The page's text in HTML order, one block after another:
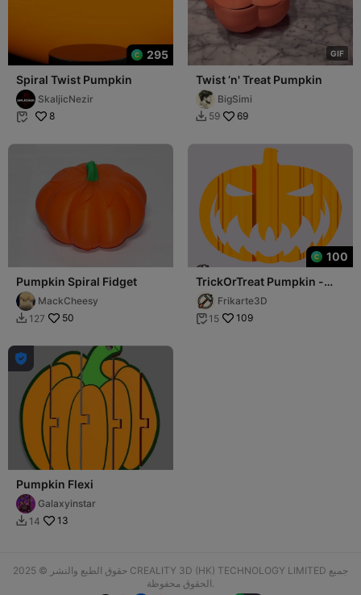
295
Spiral Twist Pumpkin
SkaljicNezir
 8
GIF
Twist ’n' Treat Pumpkin
BigSimi
 59 69
Pumpkin Spiral Fidget
MackCheesy
 127 50
100
TrickOrTreat Pumpkin -
Text FlipFrikarte3D
 15 109

Pumpkin Flexi
Galaxyinstar
 14 13
حقوق الطبع والنشر © 2025 CREALITY 3D (HK) TECHNOLOGY LIMITED جميع
الحقوق محفوظة.